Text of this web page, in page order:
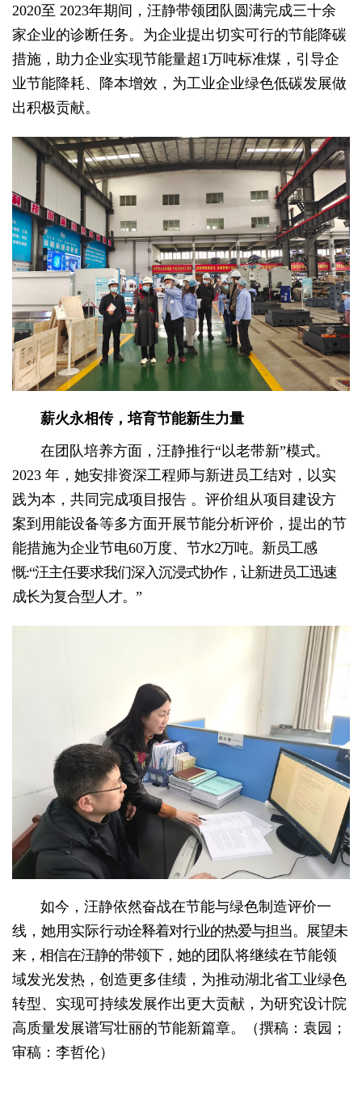
2020至 2023年期间，汪静带领团队圆满完成三十余
家企业的诊断任务。为企业提出切实可行的节能降碳
措施，助力企业实现节能量超1万吨标准煤，引导企
业节能降耗、降本增效，为工业企业绿色低碳发展做
出积极贡献。
薪火永相传，培育节能新生力量
在团队培养方面，汪静推行“以老带新”模式。
2023 年，她安排资深工程师与新进员工结对，以实
践为本，共同完成项目报告 。评价组从项目建设方
案到用能设备等多方面开展节能分析评价，提出的节
能措施为企业节电60万度、 节水2万吨。新员工感
慨:“汪主任要求我们深入沉浸式协作，让新进员工迅速
成长为复合型人才。”
如今，汪静依然奋战在节能与绿色制造评价一
线，她用实际行动诠释着对行业的热爱与担当。展望未
来，相信在汪静的带领下， 她的团队将继续在节能领
域发光发热，创造更多佳绩，为推动湖北省工业绿色
转型、实现可持续发展作出更大贡献，为研究设计院
高质量发展谱写壮丽的节能新篇章。（撰稿：袁园；
审稿：李哲伦）